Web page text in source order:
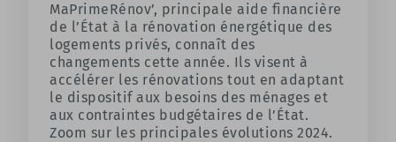
MaPrimeRénov’, principale aide financière
de l’État à la rénovation énergétique des
logements privés, connaît des
changements cette année. Ils visent à
accélérer les rénovations tout en adaptant
le dispositif aux besoins des ménages et
aux contraintes budgétaires de l’État.
Zoom sur les principales évolutions 2024.